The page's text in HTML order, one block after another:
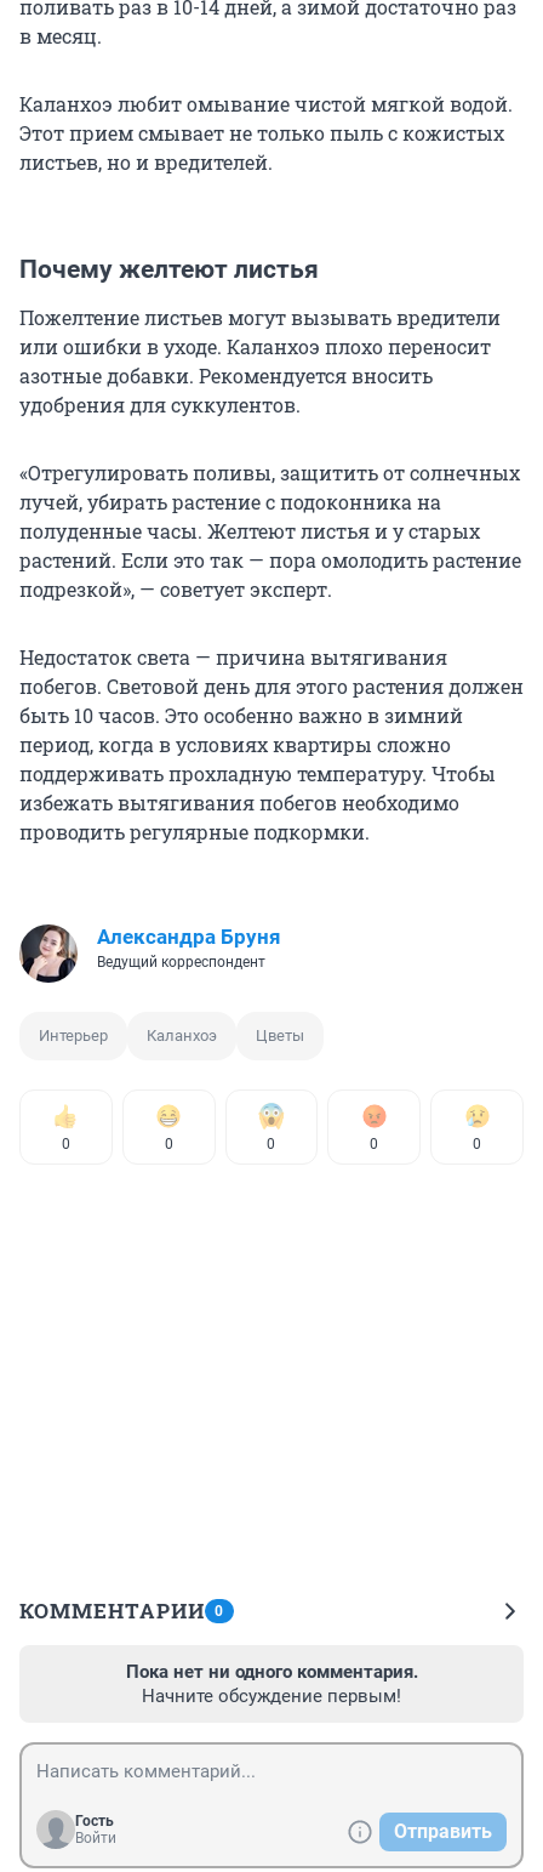
поливать раз в 10-14 дней, а зимой достаточно раз
в месяц.
Каланхоэ любит омывание чистой мягкой водой.
Этот прием смывает не только пыль с кожистых
листьев, но и вредителей.
Почему желтеют листья
Пожелтение листьев могут вызывать вредители
или ошибки в уходе. Каланхоэ плохо переносит
азотные добавки. Рекомендуется вносить
удобрения для суккулентов.
«Отрегулировать поливы, защитить от солнечных
лучей, убирать растение с подоконника на
полуденные часы. Желтеют листья и у старых
растений. Если это так — пора омолодить растение
подрезкой», — советует эксперт.
Недостаток света — причина вытягивания
побегов. Световой день для этого растения должен
быть 10 часов. Это особенно важно в зимний
период, когда в условиях квартиры сложно
поддерживать прохладную температуру. Чтобы
избежать вытягивания побегов необходимо
проводить регулярные подкормки.
Александра Бруня
Ведущий корреспондент
Интерьер Каланхоэ Цветы
0 0 0 0 0
КОММЕНТАРИИ 0
Пока нет ни одного комментария.
Начните обсуждение первым!
Гость
Войти
Отправить